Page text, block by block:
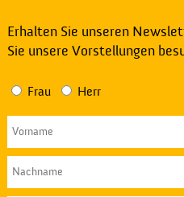
Erhalten Sie unseren
Sie unsere Vorstellungen
Frau Herr